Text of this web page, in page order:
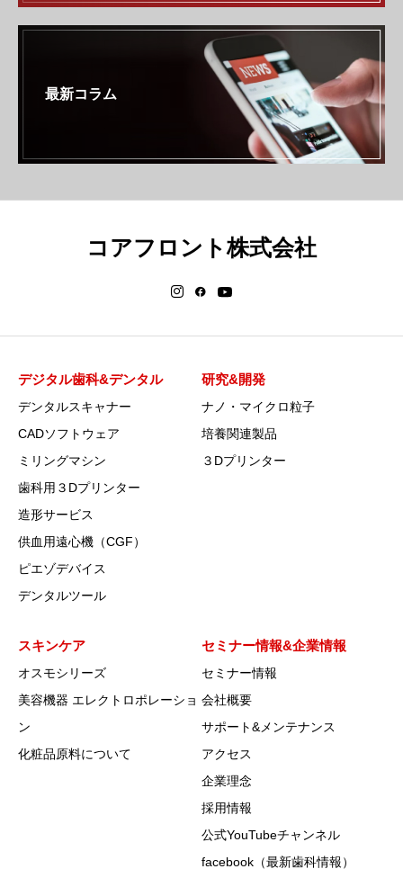
最新コラム
コアフロント株式会社
デジタル歯科&デンタル
デンタルスキャナー
CADソフトウェア
ミリングマシン
歯科用３Dプリンター
造形サービス
供血用遠心機（CGF）
ピエゾデバイス
デンタルツール
研究&開発
ナノ・マイクロ粒子
培養関連製品
３Dプリンター
スキンケア
オスモシリーズ
美容機器 エレクトロポレーショ
ン
化粧品原料について
セミナー情報&企業情報
セミナー情報
会社概要
サポート&メンテナンス
アクセス
企業理念
採用情報
公式YouTubeチャンネル
facebook（最新歯科情報）